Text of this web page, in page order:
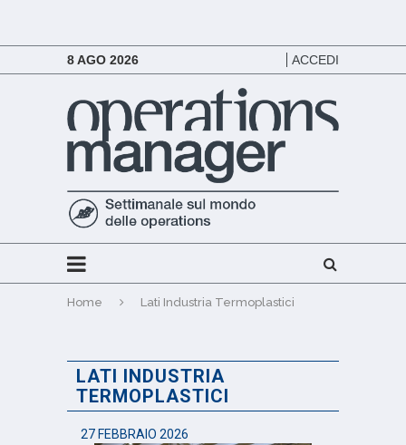
8 AGO 2026 ACCEDI
Home Lati Industria Termoplastici
LATI INDUSTRIA
TERMOPLASTICI
27 FEBBRAIO 2026